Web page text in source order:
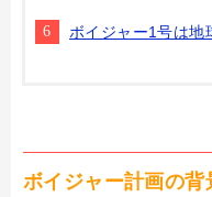
ボイジャー1号は地
ボイジャー計画の背